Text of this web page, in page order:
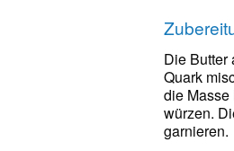
Die Butter
Quark
die
würzen.
garnieren.